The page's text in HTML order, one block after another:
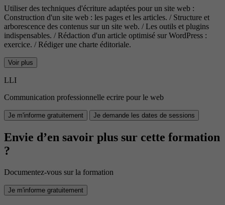
Utiliser des techniques d'écriture adaptées pour un site web :
Construction d'un site web : les pages et les articles. / Structure et
arborescence des contenus sur un site web. / Les outils et plugins
indispensables. / Rédaction d'un article optimisé sur WordPress :
exercice. / Rédiger une charte éditoriale.
Voir plus
LLI
Communication professionnelle ecrire pour le web
Je m'informe gratuitement Je demande les dates de sessions
Envie d’en savoir plus sur cette formation
?
Documentez-vous sur la formation
Je m'informe gratuitement